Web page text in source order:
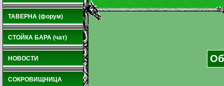
ТАВЕРНА (форум)
СТОЙКА БАРА (чат)
НОВОСТИ
СОКРОВИЩНИЦА